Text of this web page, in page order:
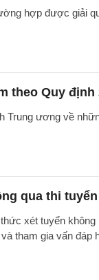
hợp được giải
theo Quy định
Trung ương về
qua thi
xét tuyển
tham gia vấn đáp